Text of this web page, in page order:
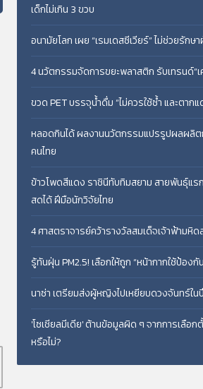
เด็กไม่เกิน 3 ขวบ
อนามัยโลก เผย “เรมเดสซีเวียร์” ไม่ช่วยรักษ
4 นวัตกรรมจัดการขยะพลาสติก รับเทรนด์“เ
ขวด PET บรรจุน้ำดื่ม “ไม่ควรใช้ซ้ำ และตาก
หลอดกินได้ ผลงานนวัตกรรมแปรรูปผลผลิต
คนไทย
ข้าวโพดสีแดง ราชินีทับทิมสยาม สายพันธุ์แร
สดได้ ฝีมือนักวิจัยไทย
4 ศาสตราจารย์คว้ารางวัลสมเด็จเจ้าฟ้ามหิด
รู้ทันฝุ่น PM2.5! เลือกให้ถูก “หน้ากากใช้ป้องกั
นาซ่า เตรียมส่งผู้หญิงไปเหยียบดวงจันทร์ใน
'โซเชียลมีเดีย' ต้านข้อมูลผิด ๆ จากการเลือก
หรือไม่?